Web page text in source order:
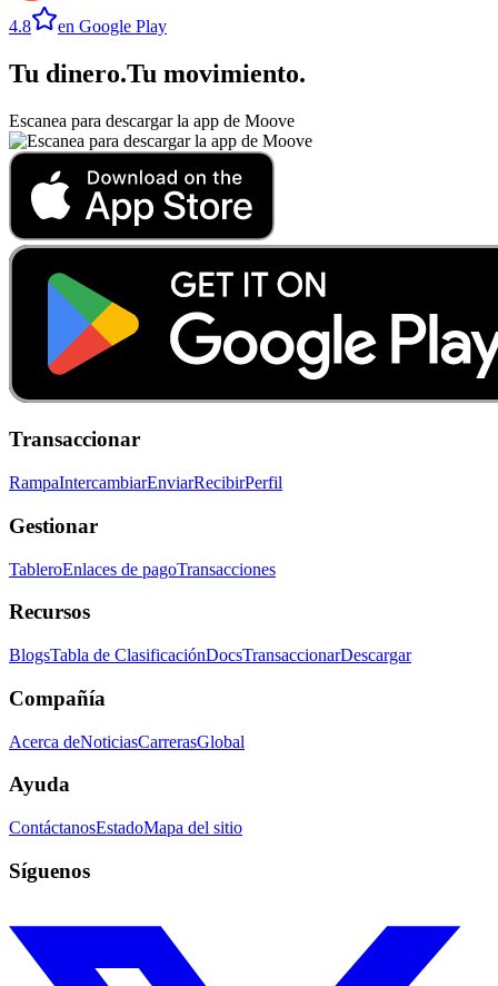
4.8 en Google Play
Tu dinero.Tu movimiento.
Escanea para descargar la app de Moove
Transaccionar
RampaIntercambiarEnviarRecibirPerfil
Gestionar
TableroEnlaces de pagoTransacciones
Recursos
BlogsTabla de ClasificaciónDocsTransaccionarDescargar
Compañía
Acerca deNoticiasCarrerasGlobal
Ayuda
ContáctanosEstadoMapa del sitio
Síguenos